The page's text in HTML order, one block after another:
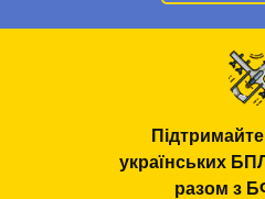
українських
разом з